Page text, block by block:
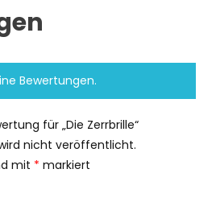
Bewertungen.
für „Die Zerrbrille“
nicht veröffentlicht.
mit * markiert